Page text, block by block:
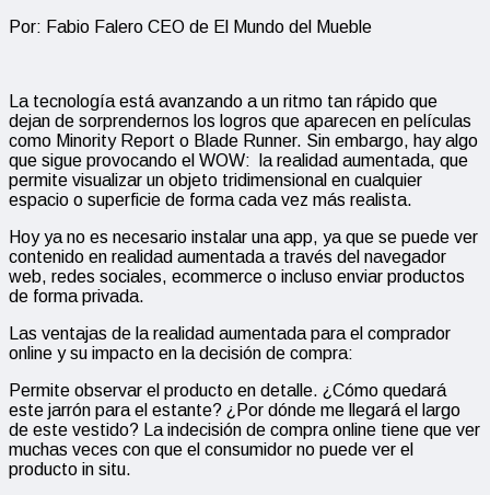
Por: Fabio Falero CEO de El Mundo del Mueble
La tecnología está avanzando a un ritmo tan rápido que
dejan de sorprendernos los logros que aparecen en películas
como Minority Report o Blade Runner. Sin embargo, hay algo
que sigue provocando el WOW: la realidad aumentada, que
permite visualizar un objeto tridimensional en cualquier
espacio o superficie de forma cada vez más realista.
Hoy ya no es necesario instalar una app, ya que se puede ver
contenido en realidad aumentada a través del navegador
web, redes sociales, ecommerce o incluso enviar productos
de forma privada.
Las ventajas de la realidad aumentada para el comprador
online y su impacto en la decisión de compra:
Permite observar el producto en detalle. ¿Cómo quedará
este jarrón para el estante? ¿Por dónde me llegará el largo
de este vestido?
La indecisión de compra online tiene que ver
muchas veces con que el consumidor no puede ver el
producto in situ.